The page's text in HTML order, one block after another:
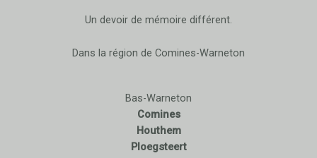
Un devoir de mémoire différent.
Dans la région de Comines-Warneton
Bas-Warneton
Comines
Houthem
Ploegsteert